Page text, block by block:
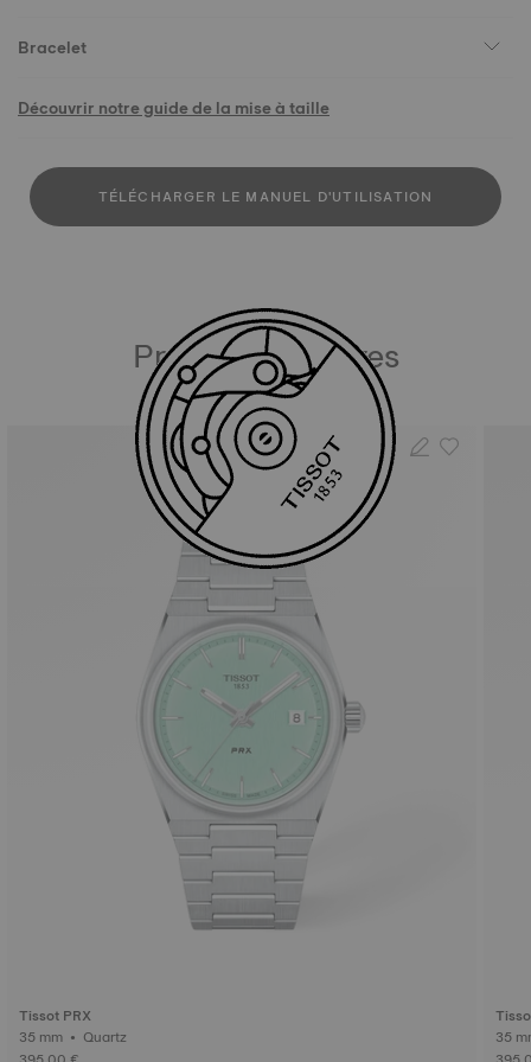
Bracelet
Découvrir notre guide de la mise à taille
TÉLÉCHARGER LE MANUEL D'UTILISATION
Produits similaires
Tissot PRX
35 mm • Quartz